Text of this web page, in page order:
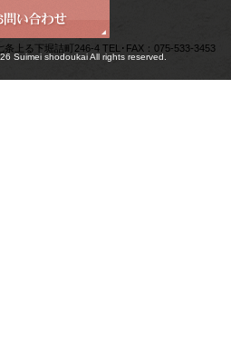
上る下堀詰町246-4 TEL･FAX：075-533-3453
Suimei shodoukai All rights reserved.